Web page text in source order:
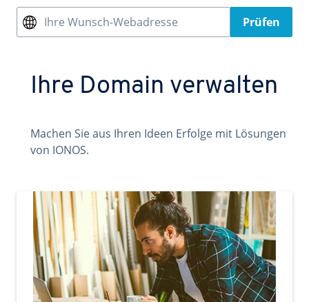
Ihre Wunsch-Webadresse Prüfen
Ihre Domain verwalten
Machen Sie aus Ihren Ideen Erfolge mit Lösungen
von IONOS.